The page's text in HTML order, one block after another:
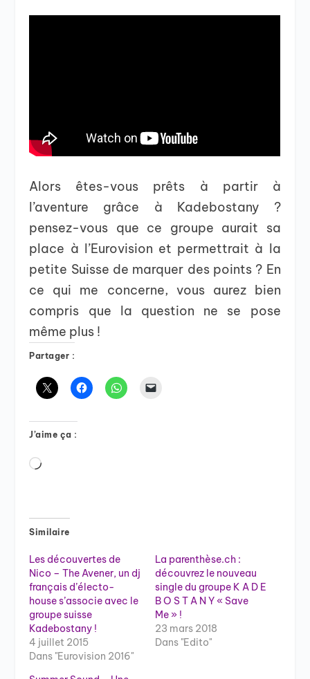
Alors êtes-vous prêts à partir à
l’aventure grâce à Kadebostany ?
pensez-vous que ce groupe aurait sa
place à l’Eurovision et permettrait à la
petite Suisse de marquer des points ? En
ce qui me concerne, vous aurez bien
compris que la question ne se pose
même plus !
Partager :
J’aime ça :
Chargement…
Similaire
Les découvertes de
Nico – The Avener, un dj
français d’électo-
house s’associe avec le
groupe suisse
Kadebostany !
4 juillet 2015
Dans "Eurovision 2016"
La parenthèse.ch :
découvrez le nouveau
single du groupe K A D E
B O S T A N Y « Save
Me » !
23 mars 2018
Dans "Edito"